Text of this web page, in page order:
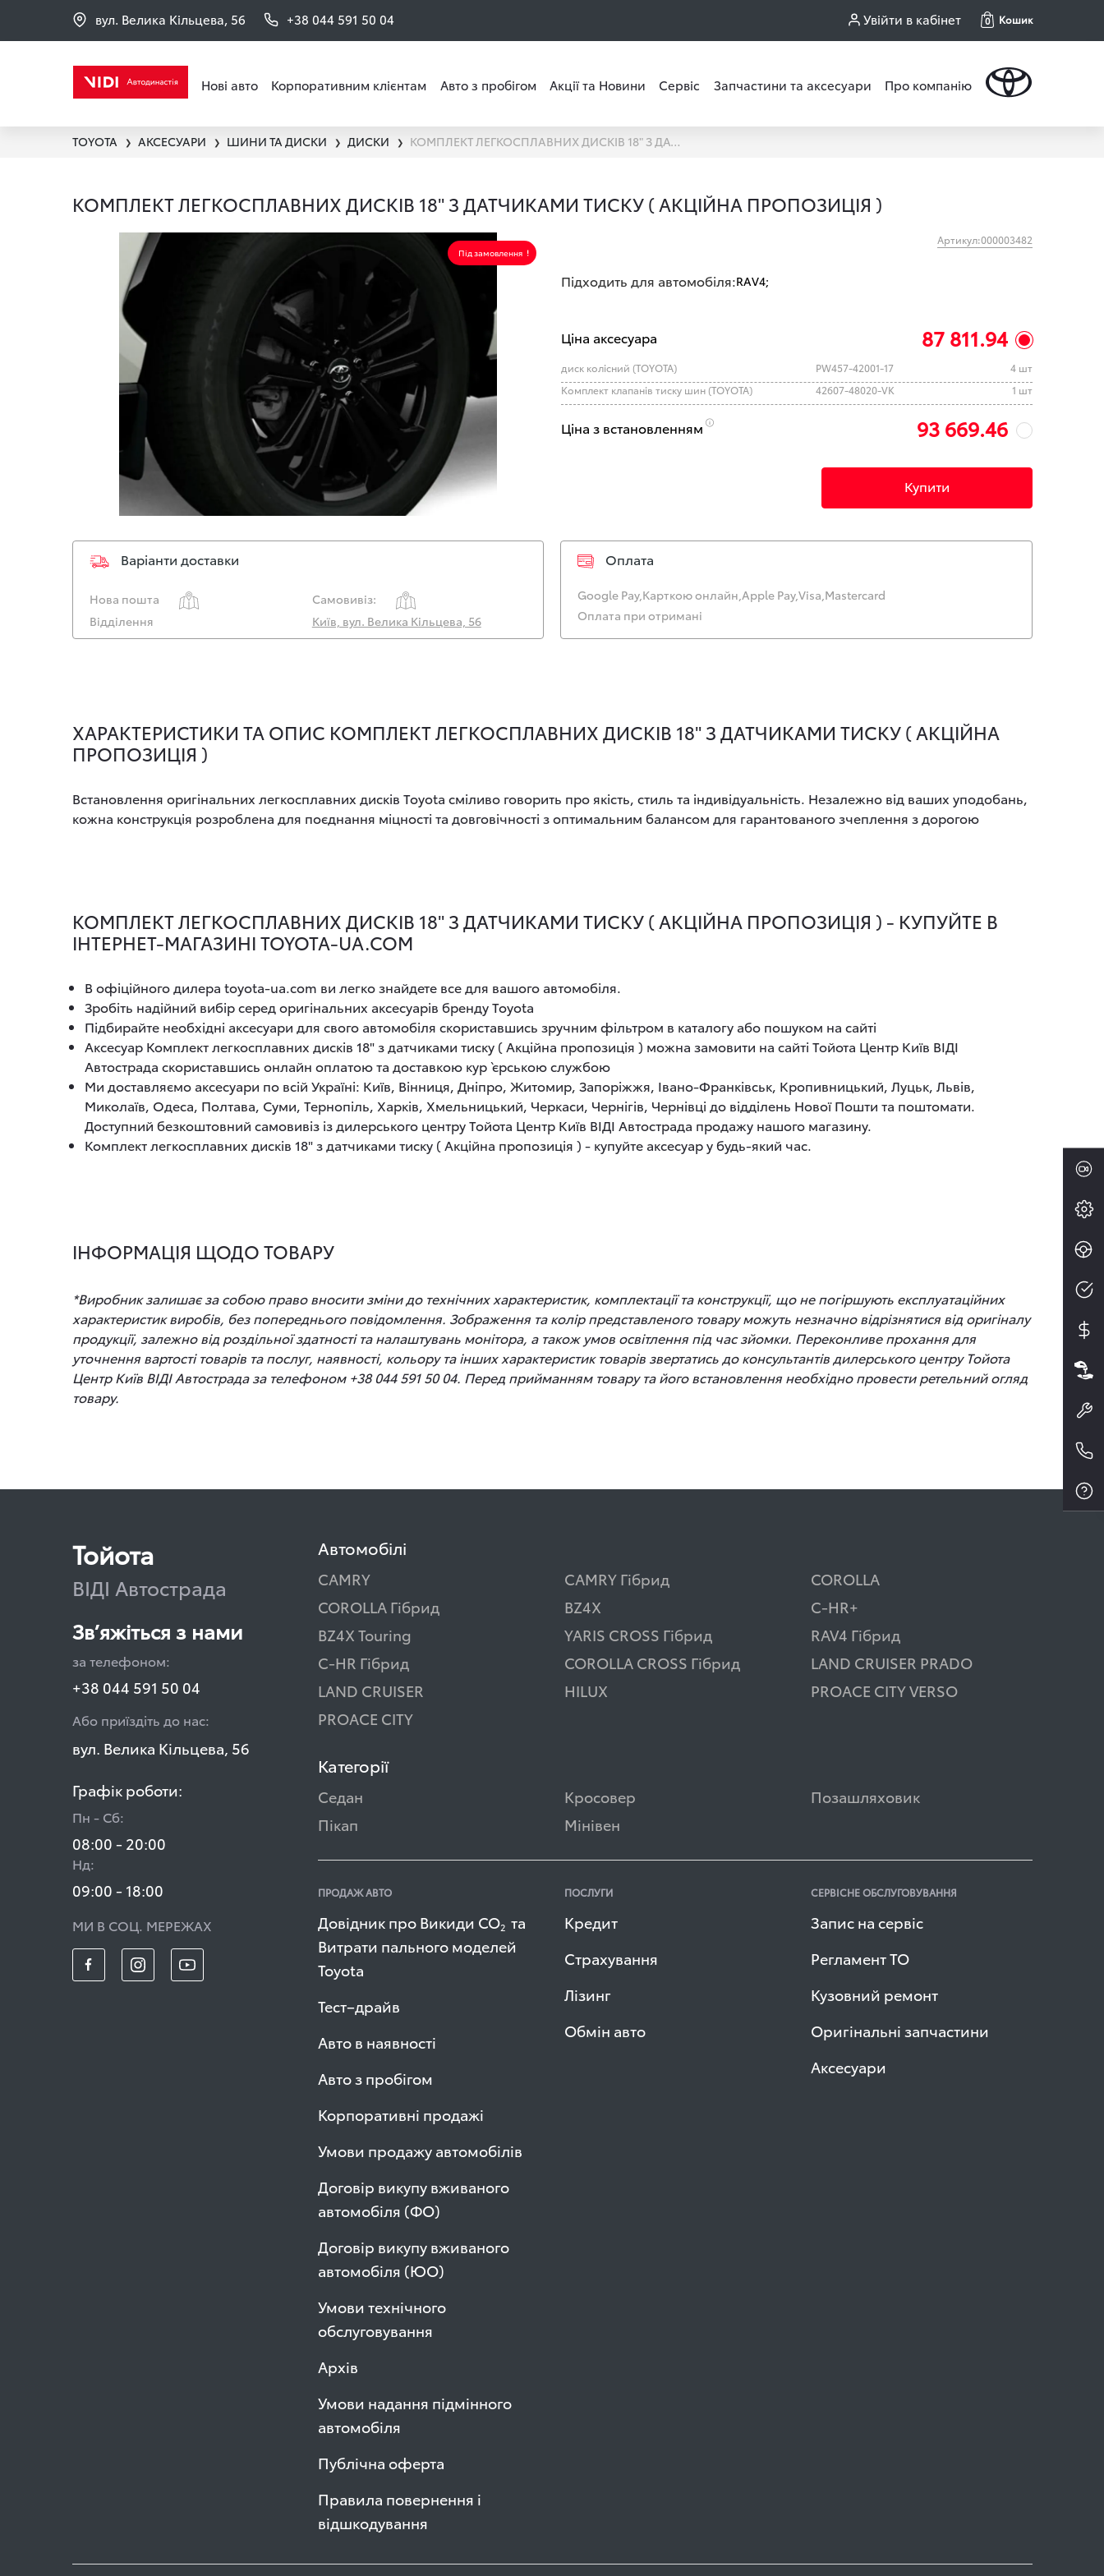
вул. Велика Кільцева, 56 +38 044 591 50 04 Увійти в кабінет 0 Кошик
Нові авто Корпоративним клієнтам Авто з пробігом Акції та Новини Сервіс Запчастини та аксесуари Про компанію
TOYOTA ❯ АКСЕСУАРИ ❯ ШИНИ ТА ДИСКИ ❯ ДИСКИ ❯ КОМПЛЕКТ ЛЕГКОСПЛАВНИХ ДИСКІВ 18" З ДАТЧИКАМИ ТИСКУ ( АКЦІЙНА ПРОПОЗИЦІЯ )
КОМПЛЕКТ ЛЕГКОСПЛАВНИХ ДИСКІВ 18" З ДАТЧИКАМИ ТИСКУ ( АКЦІЙНА ПРОПОЗИЦІЯ )
Під замовлення
Артикул:000003482
Підходить для автомобіля:RAV4;
Ціна аксесуара 87 811.94
диск колісний (TOYOTA) PW457-42001-17
4 шт
Комплект клапанів тиску шин (TOYOTA)
42607-48020-VK 1 шт
Ціна з встановленням 93 669.46
Купити
Варіанти доставки
Нова пошта
Самовивіз:
Відділення
Київ, вул. Велика Кільцева, 56
Оплата
Google Pay,Карткою онлайн,Apple Pay,Visa,Mastercard
Оплата при отримані
ХАРАКТЕРИСТИКИ ТА ОПИС КОМПЛЕКТ ЛЕГКОСПЛАВНИХ ДИСКІВ 18" З ДАТЧИКАМИ ТИСКУ ( АКЦІЙНА
ПРОПОЗИЦІЯ )
Встановлення оригінальних легкосплавних дисків Toyota сміливо говорить про якість, стиль та індивідуальність. Незалежно від ваших уподобань,
кожна конструкція розроблена для поєднання міцності та довговічності з оптимальним балансом для гарантованого зчеплення з дорогою
КОМПЛЕКТ ЛЕГКОСПЛАВНИХ ДИСКІВ 18" З ДАТЧИКАМИ ТИСКУ ( АКЦІЙНА ПРОПОЗИЦІЯ ) - КУПУЙТЕ В
ІНТЕРНЕТ-МАГАЗИНІ TOYOTA-UA.COM
В офіційного дилера toyota-ua.com ви легко знайдете все для вашого автомобіля.
Зробіть надійний вибір серед оригінальних аксесуарів бренду Toyota
Підбирайте необхідні аксесуари для свого автомобіля скориставшись зручним фільтром в каталогу або пошуком на сайті
Аксесуар Комплект легкосплавних дисків 18" з датчиками тиску ( Акційна пропозиція ) можна замовити на сайті Тойота Центр Київ ВІДІ
Автострада скориставшись онлайн оплатою та доставкою кур`єрською службою
Ми доставляємо аксесуари по всій Україні: Київ, Вінниця, Дніпро, Житомир, Запоріжжя, Івано-Франківськ, Кропивницький, Луцьк, Львів,
Миколаїв, Одеса, Полтава, Суми, Тернопіль, Харків, Хмельницький, Черкаси, Чернігів, Чернівці до відділень Нової Пошти та поштомати.
Доступний безкоштовний самовивіз із дилерського центру Тойота Центр Київ ВІДІ Автострада продажу нашого магазину.
Комплект легкосплавних дисків 18" з датчиками тиску ( Акційна пропозиція ) - купуйте аксесуар у будь-який час.
ІНФОРМАЦІЯ ЩОДО ТОВАРУ
*Виробник залишає за собою право вносити зміни до технічних характеристик, комплектації та конструкції, що не погіршують експлуатаційних
характеристик виробів, без попереднього повідомлення. Зображення та колір представленого товару можуть незначно відрізнятися від оригіналу
продукції, залежно від роздільної здатності та налаштувань монітора, а також умов освітлення під час зйомки. Переконливе прохання для
уточнення вартості товарів та послуг, наявності, кольору та інших характеристик товарів звертатись до консультантів дилерського центру Тойота
Центр Київ ВІДІ Автострада за телефоном +38 044 591 50 04. Перед прийманням товару та його встановлення необхідно провести ретельний огляд
товару.
Тойота
ВІДІ Автострада
Зв’яжіться з нами
за телефоном:
+38 044 591 50 04
Або приїздіть до нас:
вул. Велика Кільцева, 56
Графік роботи:
Пн - Сб:
08:00 - 20:00
Нд:
09:00 - 18:00
МИ В СОЦ. МЕРЕЖАХ
Автомобілі
CAMRY CAMRY Гібрид
COROLLA
COROLLA Гібрид
BZ4X
C-HR+
BZ4X Touring
YARIS CROSS Гібрид
RAV4 Гібрид
C-HR Гібрид
COROLLA CROSS Гібрид
LAND CRUISER PRADO
LAND CRUISER
HILUX
PROACE CITY VERSO
PROACE CITY
Категорії
Седан Кросовер
Позашляховик
Пікап
Мінівен
ПРОДАЖ АВТО
Довідник про Викиди СО2 та
Витрати пального моделей
Toyota
Тест–драйв
Авто в наявності
Авто з пробігом
Корпоративні продажі
Умови продажу автомобілів
Договір викупу вживаного
автомобіля (ФО)
Договір викупу вживаного
автомобіля (ЮО)
Умови технічного
обслуговування
Архів
Умови надання підмінного
автомобіля
Публічна оферта
Правила повернення і
відшкодування
ПОСЛУГИ
Кредит
Страхування
Лізинг
Обмін авто
СЕРВІСНЕ ОБСЛУГОВУВАННЯ
Запис на сервіс
Регламент ТО
Кузовний ремонт
Оригінальні запчастини
Аксесуари